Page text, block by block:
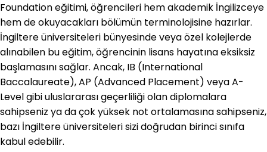
Foundation eğitimi, öğrencileri hem akademik İngilizceye
hem de okuyacakları bölümün terminolojisine hazırlar.
İngiltere üniversiteleri bünyesinde veya özel kolejlerde
alınabilen bu eğitim, öğrencinin lisans hayatına eksiksiz
başlamasını sağlar. Ancak, IB (International
Baccalaureate), AP (Advanced Placement) veya A-
Level gibi uluslararası geçerliliği olan diplomalara
sahipseniz ya da çok yüksek not ortalamasına sahipseniz,
bazı İngiltere üniversiteleri sizi doğrudan birinci sınıfa
kabul edebilir.